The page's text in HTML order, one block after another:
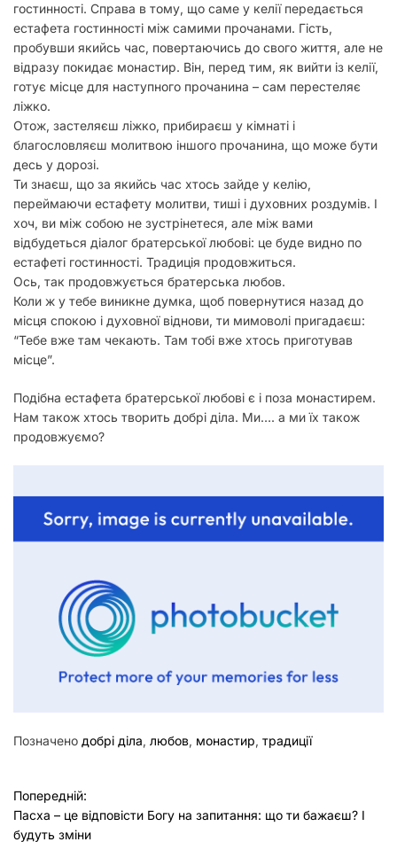
гостинності. Справа в тому, що саме у келії передається
естафета гостинності між самими прочанами. Гість,
пробувши якийсь час, повертаючись до свого життя, але не
відразу покидає монастир. Він, перед тим, як вийти із келії,
готує місце для наступного прочанина – сам перестеляє
ліжко.
Отож, застеляєш ліжко, прибираєш у кімнаті і
благословляєш молитвою іншого прочанина, що може бути
десь у дорозі.
Ти знаєш, що за якийсь час хтось зайде у келію,
переймаючи естафету молитви, тиші і духовних роздумів. І
хоч, ви між собою не зустрінетеся, але між вами
відбудеться діалог братерської любові: це буде видно по
естафеті гостинності. Традиція продовжиться.
Ось, так продовжується братерська любов.
Коли ж у тебе виникне думка, щоб повернутися назад до
місця спокою і духовної віднови, ти мимоволі пригадаєш:
“Тебе вже там чекають. Там тобі вже хтось приготував
місце”.
Подібна естафета братерської любові є і поза монастирем.
Нам також хтось творить добрі діла. Ми…. а ми їх також
продовжуємо?
Позначено добрі діла, любов, монастир, традиції
Н
а
Попередній:
Пасха – це відповісти Богу на запитання: що ти бажаєш? І
будуть зміни